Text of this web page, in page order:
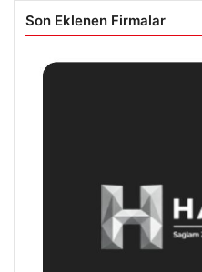
Son Eklenen Firmalar